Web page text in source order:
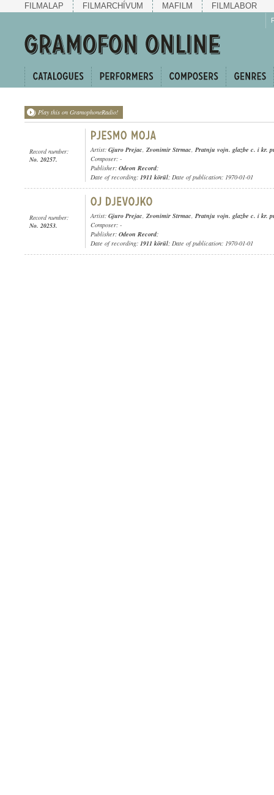
FILMALAP FILMARCHÍVUM MAFILM FILMLABOR
Play this on GramophoneRadio!
Record number:
No. 20257.
Artist: Gjuro Prejac, Zvonimir Strmac, Pratnju vojn. glazbe c. i kr.
Composer: -
Publisher: Odeon Record;
Date of recording: 1911 körül; Date of publication: 1970-01-01
Record number:
No. 20253.
Artist: Gjuro Prejac, Zvonimir Strmac, Pratnju vojn. glazbe c. i kr.
Composer: -
Publisher: Odeon Record;
Date of recording: 1911 körül; Date of publication: 1970-01-01